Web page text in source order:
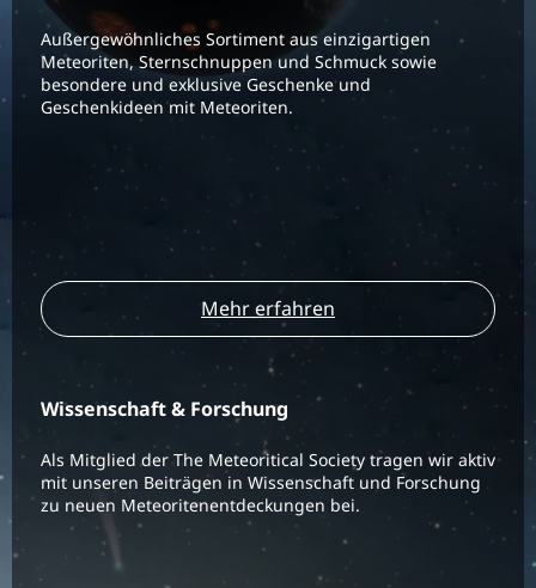
Außergewöhnliches Sortiment aus einzigartigen
Meteoriten, Sternschnuppen und Schmuck sowie
besondere und exklusive Geschenke und
Geschenkideen mit Meteoriten.
Mehr erfahren
Wissenschaft & Forschung
Als Mitglied der The Meteoritical Society tragen wir aktiv
mit unseren Beiträgen in Wissenschaft und Forschung
zu neuen Meteoritenentdeckungen bei.